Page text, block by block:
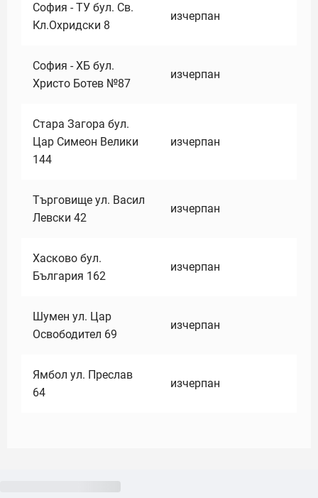
София - ТУ бул. Св.
Кл.Охридски 8
изчерпан
София - ХБ бул.
Христо Ботев №87
изчерпан
Стара Загора бул.
Цар Симеон Велики
144
изчерпан
Търговище ул. Васил
Левски 42
изчерпан
Хасково бул.
България 162
изчерпан
Шумен ул. Цар
Освободител 69
изчерпан
Ямбол ул. Преслав
64
изчерпан